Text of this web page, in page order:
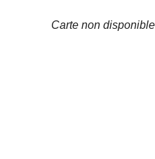
Carte non disponible